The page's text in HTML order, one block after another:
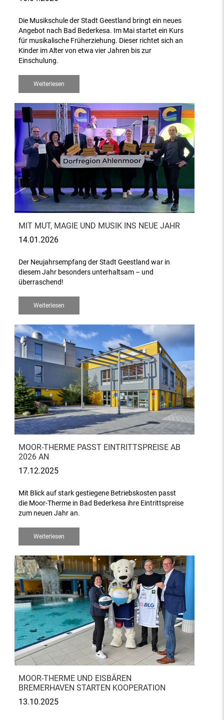
Die Musikschule der Stadt Geestland bringt ein neues
Angebot nach Bad Bederkesa. Im Mai startet ein Kurs
für musikalische Früherziehung. Dieser richtet sich an
Kinder im Alter von etwa vier Jahren bis zur
Einschulung.
Weiterlesen
MIT MUT, MAGIE UND MUSIK INS NEUE JAHR
14.01.2026
Der Neujahrsempfang der Stadt Geestland war in
diesem Jahr besonders unterhaltsam – und
überraschend!
Weiterlesen
MOOR-THERME PASST EINTRITTSPREISE AB
2026 AN
17.12.2025
Mit Blick auf stark gestiegene Betriebskosten passt
die Moor-Therme in Bad Bederkesa ihre Eintrittspreise
zum neuen Jahr an.
Weiterlesen
MOOR-THERME UND EISBÄREN
BREMERHAVEN STARTEN KOOPERATION
13.10.2025